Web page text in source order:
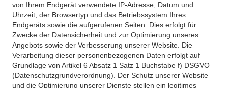
von Ihrem Endgerät verwendete IP-Adresse, Datum und
Uhrzeit, der Browsertyp und das Betriebssystem Ihres
Endgeräts sowie die aufgerufenen Seiten. Dies erfolgt für
Zwecke der Datensicherheit und zur Optimierung unseres
Angebots sowie der Verbesserung unserer Website. Die
Verarbeitung dieser personenbezogenen Daten erfolgt auf
Grundlage von Artikel 6 Absatz 1 Satz 1 Buchstabe f) DSGVO
(Datenschutzgrundverordnung). Der Schutz unserer Website
und die Optimierung unserer Dienste stellen ein legitimes